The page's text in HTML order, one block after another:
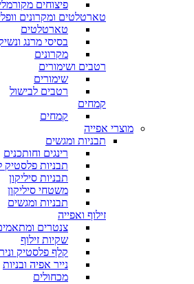
פיצוחים
טארטלטים ומקרונים
טארטלטים
בסיסי מרנג
מקרונים
רטבים ושימורים
שימורים
רטבים לבישול
קמחים
קמחים
מוצרי אפייה
תבניות ומגשים
רינגים וחותכנים
תבניות פלסטיק
תבניות סיליקון
משטחי סיליקון
תבניות ומגשים
זילוף ואפייה
צנטרים
שקיות זילוף
קלף פלסטיק
נייר אפיה ובניות
מכחולים